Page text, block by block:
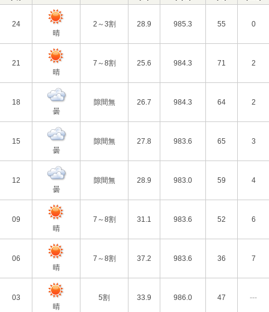
24
晴
2～3割 28.9 985.3 55 0
21
晴
7～8割 25.6 984.3 71 2
18
曇
隙間無 26.7 984.3 64 2
15
曇
隙間無 27.8 983.6 65 3
12
曇
隙間無 28.9 983.0 59 4
09
晴
7～8割 31.1 983.6 52 6
06
晴
7～8割 37.2 983.6 36 7
03
晴
5割 33.9 986.0 47 ---